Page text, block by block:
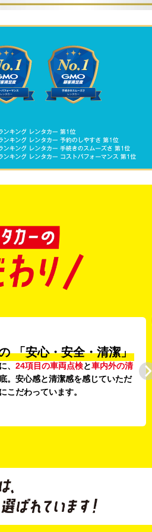
「安心・安全・清潔」
、 24項目の車両点検と車内外の清
。安心感と清潔感を感じていただ
こだわっています。